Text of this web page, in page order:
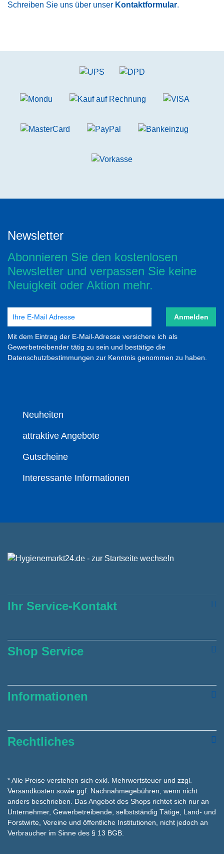
Schreiben Sie uns über unser Kontaktformular.
Newsletter
Abonnieren Sie den kostenlosen
Newsletter und verpassen Sie keine
Neuigkeit oder Aktion mehr.
Anmelden
Mit dem Eintrag der E-Mail-Adresse versichere ich als
Gewerbetreibender tätig zu sein und bestätige die
Datenschutzbestimmungen zur Kenntnis genommen zu haben.
Neuheiten
attraktive Angebote
Gutscheine
Interessante Informationen
Ihr Service-Kontakt
Shop Service
Informationen
Rechtliches
* Alle Preise verstehen sich exkl. Mehrwertsteuer und zzgl.
Versandkosten sowie ggf. Nachnahmegebühren, wenn nicht
anders beschrieben. Das Angebot des Shops richtet sich nur an
Unternehmer, Gewerbetreibende, selbstständig Tätige, Land- und
Forstwirte, Vereine und öffentliche Institutionen, nicht jedoch an
Verbraucher im Sinne des § 13 BGB.